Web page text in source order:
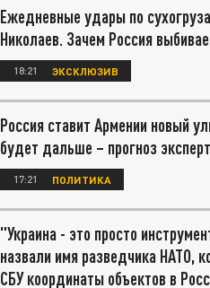
Ежедневные удары по
Николаев. Зачем Россия
18:21 ЭКСКЛЮЗИВ
Россия ставит Армении новый
будет дальше – прогноз
17:21 ПОЛИТИКА
"Украина - это просто
назвали имя разведчика НАТО,
СБУ координаты объектов в